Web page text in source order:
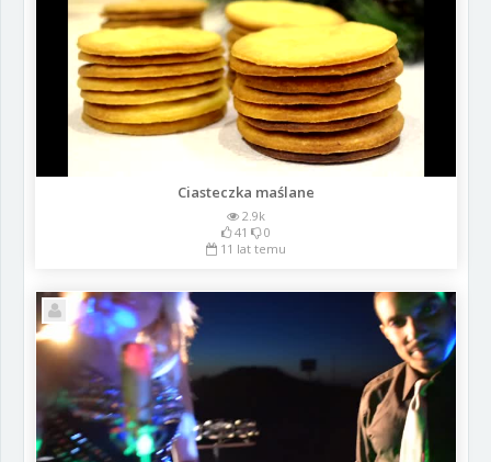
Ciasteczka maślane
2.9k
41
0
11 lat temu